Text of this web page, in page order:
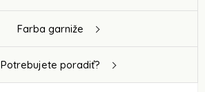
Farba garniže
Potrebujete poradiť?